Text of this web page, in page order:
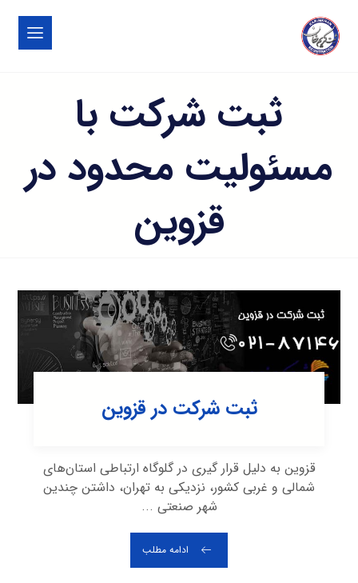
ثبت شرکت با
مسئوليت محدود در
قزوین
ثبت شرکت در قزوین
قزوین به دلیل قرار گیری در گلوگاه ارتباطی استان‌های
شمالی و غربی کشور، نزدیکی به تهران، داشتن چندین
شهر صنعتی ...
ادامه مطلب